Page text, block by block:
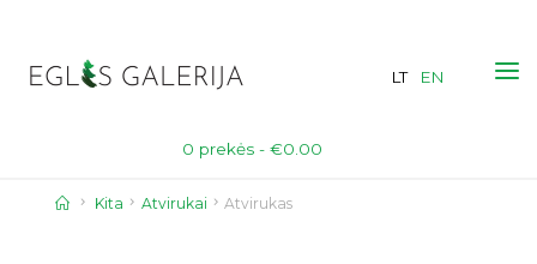
content
0 prekės - €0.00
LT EN
Home
Kita Atvirukai Atvirukas